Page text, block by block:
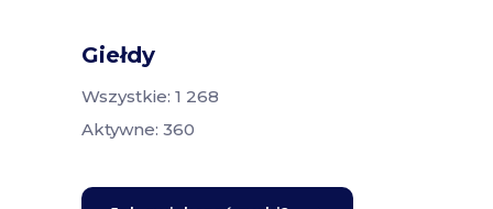
Giełdy
Wszystkie: 1 268
Aktywne: 360